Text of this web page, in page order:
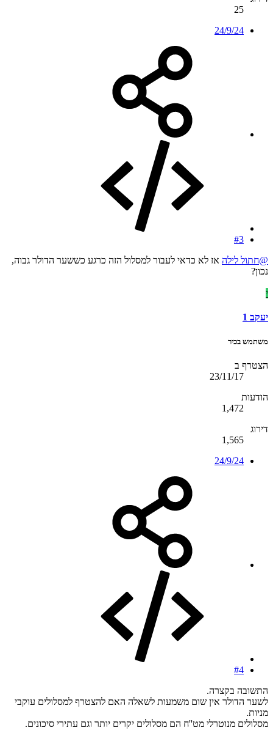
25
24/9/24
#3
@חתול לילה אז לא כדאי לעבור למסלול הזה כרגע כששער הדולר גבוה,
נכון?
י
יעקב 1
משתמש בכיר
הצטרף ב
23/11/17
הודעות
1,472
דירוג
1,565
24/9/24
#4
התשובה בקצרה.
לשער הדולר אין שום משמעות לשאלה האם להצטרף למסלולים עוקבי
מניות.
מסלולים מנוטרלי מט''ח הם מסלולים יקרים יותר וגם עתירי סיכונים.